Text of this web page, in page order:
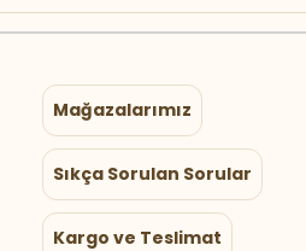
Mağazalarımız
Sıkça Sorulan Sorular
Kargo ve Teslimat